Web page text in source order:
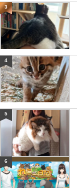
3
4
5
6